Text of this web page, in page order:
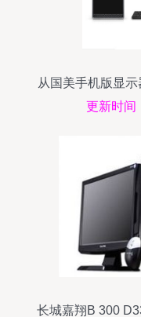
从国美手机版显
更新时间
长城嘉翔B 300